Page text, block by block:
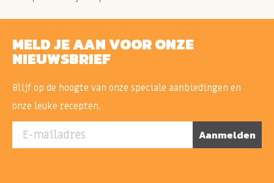
MELD JE AAN VOOR ONZE
NIEUWSBRIEF
Blijf op de hoogte van onze speciale aanbiedingen en
onze leuke recepten.
E-mailadres Aanmelden